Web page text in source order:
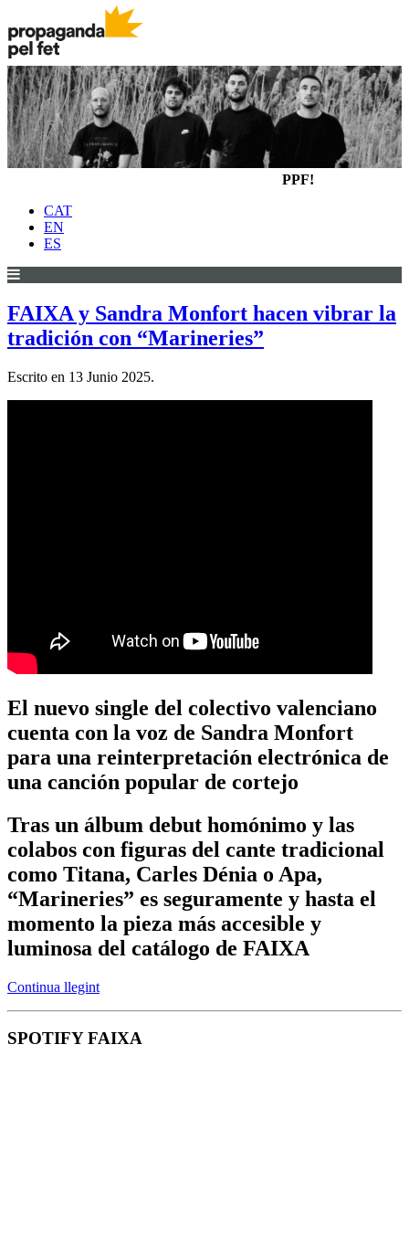
PPF!
CAT
EN
ES
FAIXA y Sandra Monfort hacen vibrar la
tradición con “Marineries”
Escrito en 13 Junio 2025.
El nuevo single del colectivo valenciano
cuenta con la voz de Sandra Monfort
para una reinterpretación electrónica de
una canción popular de cortejo
Tras un álbum debut homónimo y las
colabos con figuras del cante tradicional
como Titana, Carles Dénia o Apa,
“Marineries” es seguramente y hasta el
momento la pieza más accesible y
luminosa del catálogo de FAIXA
Continua llegint
SPOTIFY FAIXA